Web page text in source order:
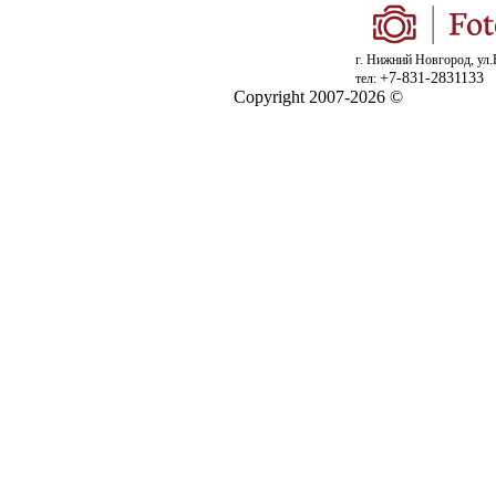
г. Нижний Новгород,
тел: +7-831-2831133
Copyright 2007-2026 ©